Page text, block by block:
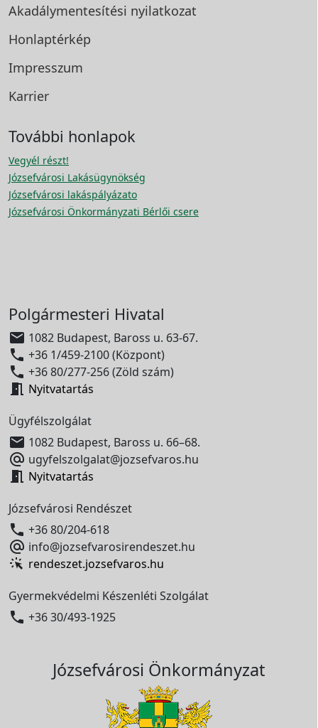
Akadálymentesítési nyilatkozat
Honlaptérkép
Impresszum
Karrier
További honlapok
Vegyél részt!
Józsefvárosi Lakásügynökség
Józsefvárosi lakáspályázato
Józsefvárosi Önkormányzati Bérlői csere
Polgármesteri Hivatal
 1082 Budapest, Baross u. 63-67.
 +36 1/459-2100 (Központ)
 +36 80/277-256 (Zöld szám)
 Nyitvatartás
Ügyfélszolgálat
 1082 Budapest, Baross u. 66–68.
 ugyfelszolgalat@jozsefvaros.hu
 Nyitvatartás
Józsefvárosi Rendészet
 +36 80/204-618
 info@jozsefvarosirendeszet.hu
rendeszet.jozsefvaros.hu
Gyermekvédelmi Készenléti Szolgálat
 +36 30/493-1925
Józsefvárosi Önkormányzat